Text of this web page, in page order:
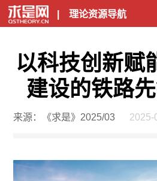
| 理论资源导航
以科技创新赋
建设的铁路
来源：《求是》2025/03 2025-